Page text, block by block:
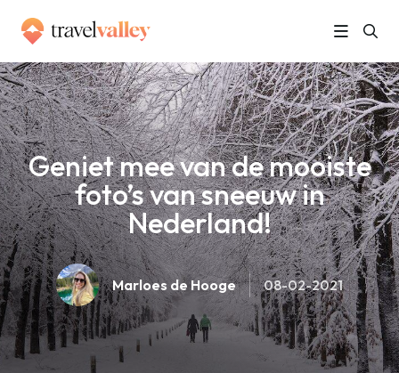
Home » Geniet mee van de mooiste foto’s van sneeuw in Nederland!
Geniet mee van de mooiste
foto’s van sneeuw in
Nederland!
Marloes de Hooge 08-02-2021